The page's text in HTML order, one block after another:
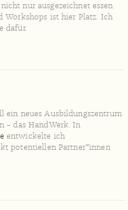
nur ausgezeichnet essen
Workshops ist hier Platz. Ich
dafür.
ein neues Ausbildungszentrum
– das HandWerk. In
entwickelte ich
potentiellen Partner*innen
Hohenhameln, Niedersachen